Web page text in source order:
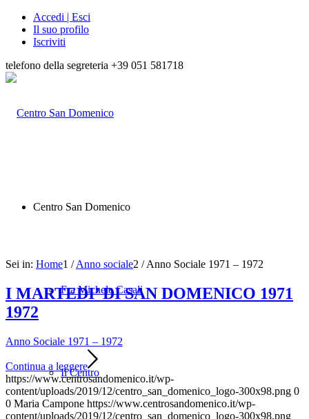
Accedi | Esci
Il suo profilo
Iscriviti
telefono della segreteria +39 051 581718
Centro San Domenico
Fra Michele Casali
Il Centro
Sei in: Home1 / Anno sociale2 / Anno Sociale 1971 – 1972
I MARTEDI’ DI SAN DOMENICO 1971
1972
Anno Sociale 1971 – 1972
Continua a leggere
https://www.centrosandomenico.it/wp-
content/uploads/2019/12/centro_san_domenico_logo-300x98.png 0
0 Maria Campone https://www.centrosandomenico.it/wp-
content/uploads/2019/12/centro_san_domenico_logo-300x98.png